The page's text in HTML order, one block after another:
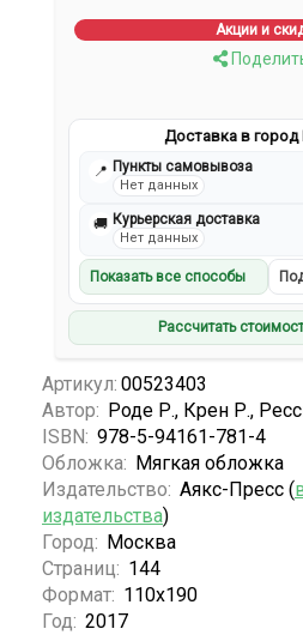
Акции и
Доставка в город
📍 Пункты самовывоза
Нет данных
🚚 Курьерская доставка
Нет данных
Показать все способы
Рассчитать
Артикул: 00523403
Автор: Роде Р., Крен Р.,
ISBN: 978-5-94161-781-4
Обложка: Мягкая обложка
Издательство: Аякс-Пресс (
издательства)
Город: Москва
Страниц: 144
Формат: 110х190
Год: 2017